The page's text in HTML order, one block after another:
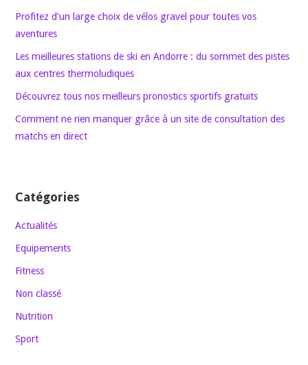
Profitez d’un large choix de vélos gravel pour toutes vos
aventures
Les meilleures stations de ski en Andorre : du sommet des pistes
aux centres thermoludiques
Découvrez tous nos meilleurs pronostics sportifs gratuits
Comment ne rien manquer grâce à un site de consultation des
matchs en direct
Catégories
Actualités
Equipements
Fitness
Non classé
Nutrition
Sport